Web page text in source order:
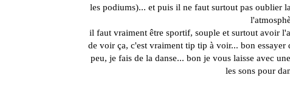
les podiums)... et puis il ne faut surtout pas oublier
il faut vraiment être sportif, souple et surtout avoir
de voir ça, c'est vraiment tip tip à voir... bon
peu, je fais de la danse... bon je vous laisse avec
les sons pour